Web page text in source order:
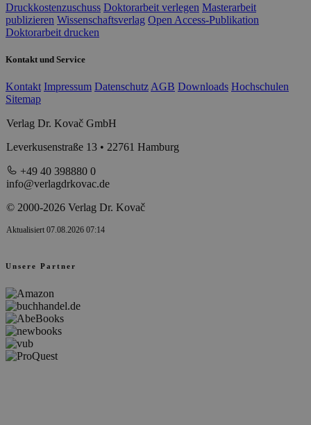
Druckkostenzuschuss Doktorarbeit verlegen Masterarbeit
publizieren Wissenschaftsverlag Open Access-Publikation
Doktorarbeit drucken
Kontakt und Service
Kontakt Impressum Datenschutz AGB Downloads Hochschulen
Sitemap
Verlag Dr. Kovač GmbH
Leverkusenstraße 13 • 22761 Hamburg
+49 40 398880 0
info@verlagdrkovac.de
© 2000-2026 Verlag Dr. Kovač
Aktualisiert 07.08.2026 07:14
Unsere Partner